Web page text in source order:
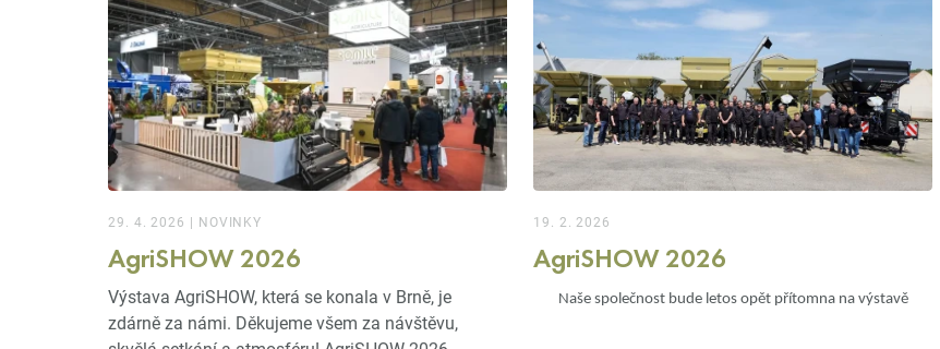
29. 4. 2026 | NOVINKY
AgriSHOW 2026
Výstava AgriSHOW, která se konala v Brně, je
zdárně za námi. Děkujeme všem za návštěvu,
19. 2. 2026
AgriSHOW 2026
Naše společnost bude letos opět přítomna na výstavě